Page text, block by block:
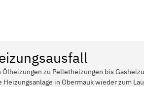
Ölheizungen zu Pelletheizungen bis
Heizungsanlage in Obermauk wieder zum